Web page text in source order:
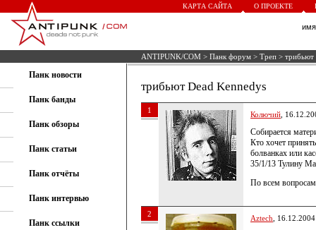
КАРТА САЙТА О ПРОЕКТЕ
ANTIPUNK/COM > Панк форум > Треп > трибьют
Панк новости
Панк банды
Панк обзоры
Панк статьи
Панк отчёты
Панк интервью
Панк ссылки
трибьют Dead Kennedys
1 Колючий ,
Собирается
Кто хочет
болванках или
35/1/13 Тулину
По всем
2 Aztech ,